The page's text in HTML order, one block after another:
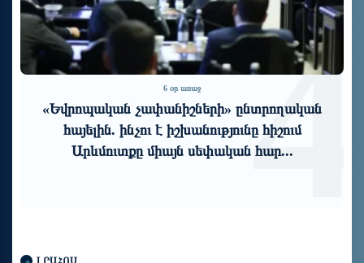
ԼՐԱՀՈՍ
6 օր առաջ
«Եվրոպական չափանիշների» ընտրողական
հայելին. ինչու է իշխանությունը հիշում
Արևմուտքը միայն սեփական հար...4